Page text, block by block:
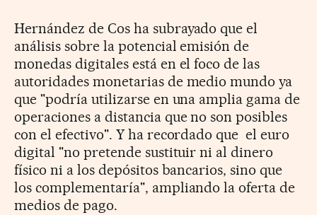
Hernández de Cos ha subrayado que el
análisis sobre la potencial emisión de
monedas digitales está en el foco de las
autoridades monetarias de medio mundo ya
que "podría utilizarse en una amplia gama de
operaciones a distancia que no son posibles
con el efectivo". Y ha recordado que el euro
digital "no pretende sustituir ni al dinero
físico ni a los depósitos bancarios, sino que
los complementaría", ampliando la oferta de
medios de pago.